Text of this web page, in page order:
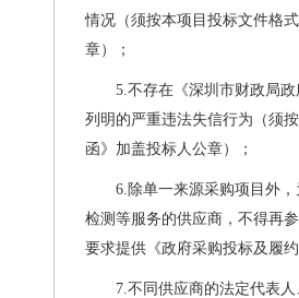
情况（须按本项目投标文件格
章）；
5.不存在《深圳市财政局
列明的严重违法失信行为（须
函》加盖投标人公章）；
6. 除单一来源采购项目外
检测等服务的供应商，不得再
要求提供《政府采购投标及履
7.不同供应商的法定代表